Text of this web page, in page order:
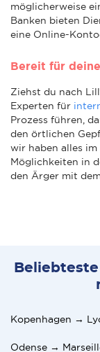
möglicherweise
Banken bieten
eine Online-
Bereit für
Ziehst du nach
Experten für
Prozess führen,
den örtlichen
wir haben alles
Möglichkeiten in
den Ärger mit
Kopenhagen →
Odense →